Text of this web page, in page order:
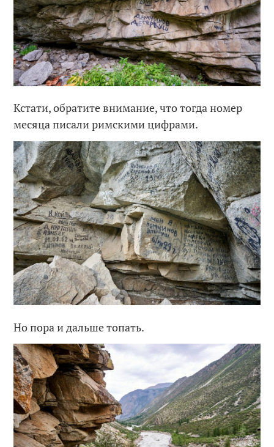
Кстати, обратите внимание, что тогда номер
месяца писали римскими цифрами.
Но пора и дальше топать.